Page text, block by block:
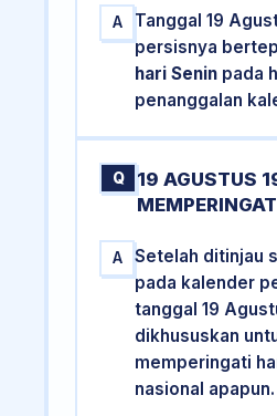
A
Tanggal 19
persisnya
hari Senin pada
penanggalan
Q
19 AGUSTUS
A
Setelah ditinjau
pada kalender
tanggal 19
dikhususkan
memperingati
nasional apapun.